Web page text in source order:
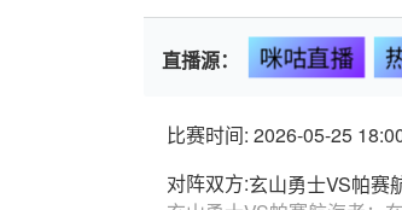
直播源： 咪咕直播
比赛时间: 2026-05-25
对阵双方:玄山勇士VS帕赛